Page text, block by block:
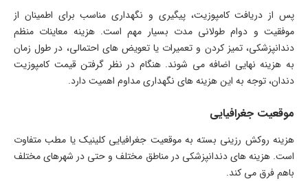
پس از دریافت کامپوزیت، پیگیری و نگهداری مناسب برای اطمینان از
موفقیت و دوام طولانی مدت بسیار مهم است. هزینه معاینات منظم
دندانپزشکی، تمیز کردن و تعمیرات یا تعویض های احتمالی، در طول زمان
به هزینه نهایی اضافه می شوند. هنگام در نظر گرفتن قیمت کامپوزیت
دندان، توجه به این هزینه های نگهداری مداوم اهمیت دارد.
موقعیت جغرافیایی
هزینه روکش رزینی بسته به موقعیت جغرافیایی کلینیک یا مطب متفاوت
است. هزینه های دندانپزشکی در مناطق مختلف و حتی در شهرهای مختلف
باهم فرق می کند.